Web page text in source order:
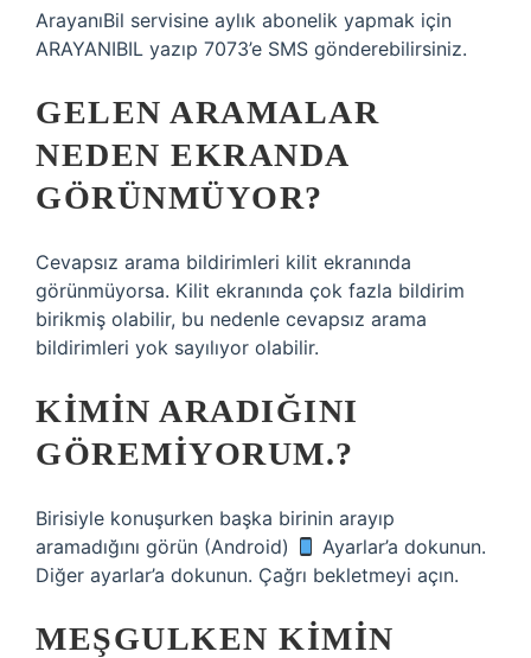
ArayanıBil servisine aylık abonelik yapmak için
ARAYANIBIL yazıp 7073’e SMS gönderebilirsiniz.
GELEN ARAMALAR
NEDEN EKRANDA
GÖRÜNMÜYOR?
Cevapsız arama bildirimleri kilit ekranında
görünmüyorsa. Kilit ekranında çok fazla bildirim
birikmiş olabilir, bu nedenle cevapsız arama
bildirimleri yok sayılıyor olabilir.
KIMIN ARADIĞINI
GÖREMIYORUM.?
Birisiyle konuşurken başka birinin arayıp
aramadığını görün (Android)
Ayarlar’a dokunun.
Diğer ayarlar’a dokunun. Çağrı bekletmeyi açın.
MEŞGULKEN KIMIN